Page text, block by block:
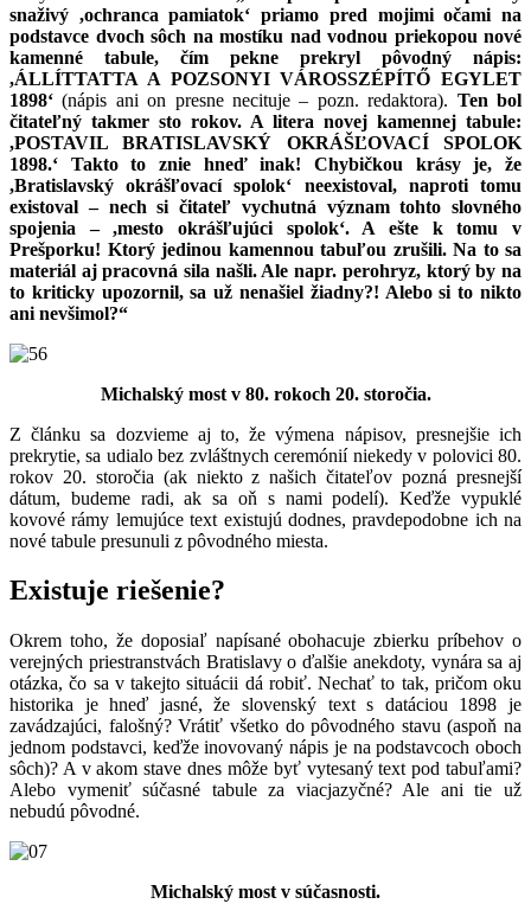
snaživý ,ochranca pamiatok‘ priamo pred mojimi očami na
podstavce dvoch sôch na mostíku nad vodnou priekopou nové
kamenné tabule, čím pekne prekryl pôvodný nápis:
,ÁLLÍTTATTA A POZSONYI VÁROSSZÉPÍTŐ EGYLET
1898‘ (nápis ani on presne necituje – pozn. redaktora). Ten bol
čitateľný takmer sto rokov. A litera novej kamennej tabule:
,POSTAVIL BRATISLAVSKÝ OKRÁŠĽOVACÍ SPOLOK
1898.‘ Takto to znie hneď inak! Chybičkou krásy je, že
,Bratislavský okrášľovací spolok‘ neexistoval, naproti tomu
existoval – nech si čitateľ vychutná význam tohto slovného
spojenia – ,mesto okrášľujúci spolok‘. A ešte k tomu v
Prešporku! Ktorý jedinou kamennou tabuľou zrušili. Na to sa
materiál aj pracovná sila našli. Ale napr. perohryz, ktorý by na
to kriticky upozornil, sa už nenašiel žiadny?! Alebo si to nikto
ani nevšimol?“
Michalský most v 80. rokoch 20. storočia.
Z článku sa dozvieme aj to, že výmena nápisov, presnejšie ich
prekrytie, sa udialo bez zvláštnych ceremónií niekedy v polovici 80.
rokov 20. storočia (ak niekto z našich čitateľov pozná presnejší
dátum, budeme radi, ak sa oň s nami podelí). Keďže vypuklé
kovové rámy lemujúce text existujú dodnes, pravdepodobne ich na
nové tabule presunuli z pôvodného miesta.
Existuje riešenie?
Okrem toho, že doposiaľ napísané obohacuje zbierku príbehov o
verejných priestranstvách Bratislavy o ďalšie anekdoty, vynára sa aj
otázka, čo sa v takejto situácii dá robiť. Nechať to tak, pričom oku
historika je hneď jasné, že slovenský text s datáciou 1898 je
zavádzajúci, falošný? Vrátiť všetko do pôvodného stavu (aspoň na
jednom podstavci, keďže inovovaný nápis je na podstavcoch oboch
sôch)? A v akom stave dnes môže byť vytesaný text pod tabuľami?
Alebo vymeniť súčasné tabule za viacjazyčné? Ale ani tie už
nebudú pôvodné.
Michalský most v súčasnosti.